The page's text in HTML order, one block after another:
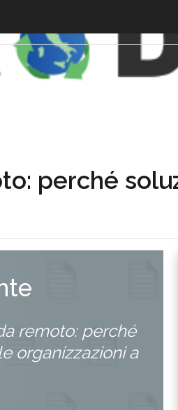
perché
remoto: perché
organizzazioni a